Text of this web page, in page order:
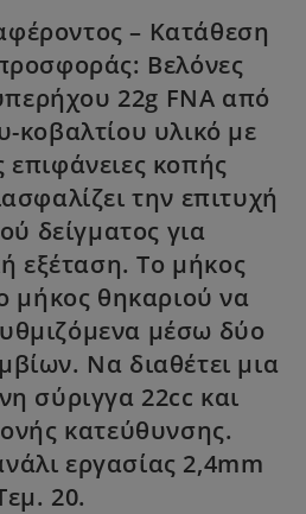
– Κατάθεση
Βελόνες
22g FNA από
κοβαλτίου υλικό με
επιφάνειες κοπής
την επιτυχή
δείγματος για
εξέταση. Το μήκος
μήκος θηκαριού να
μέσω δύο
Να διαθέτει μια
σύριγγα 22cc και
κατεύθυνσης.
εργασίας 2,4mm
20.